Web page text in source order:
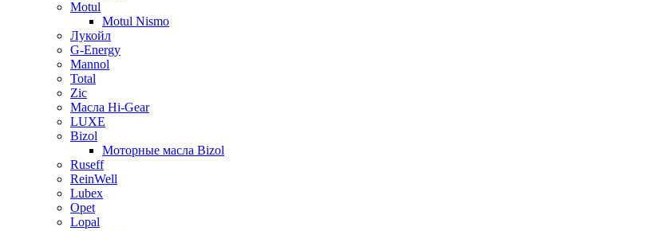
Motul
Motul Nismo
Лукойл
G-Energy
Mannol
Total
Zic
Масла Hi-Gear
LUXE
Bizol
Моторные масла Bizol
Ruseff
ReinWell
Lubex
Opet
Lopal